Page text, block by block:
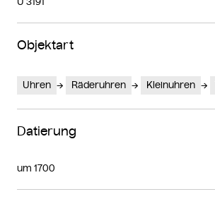
Objektart
Uhren Räderuhren Kleinuhren
Datierung
um 1700